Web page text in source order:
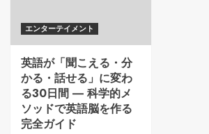
エンターテイメント
英語が「聞こえる・分
かる・話せる」に変わ
る30日間 ― 科学的メ
ソッドで英語脳を作る
完全ガイド